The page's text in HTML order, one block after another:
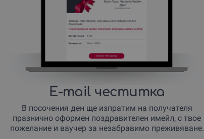
E-mail честитка
В посочения ден ще изпратим на получателя
празнично оформен поздравителен имейл, с твое
пожелание и ваучер за незабравимо преживяване.